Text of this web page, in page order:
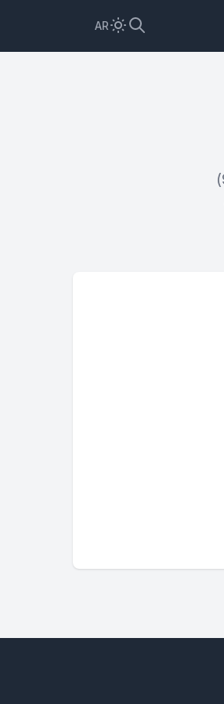
AR
الكسر يمثل 9 أجزاء من 20 أجزاء متساوية من الكل. يتم هذا التحويل من خلال قسمة البسط (9)